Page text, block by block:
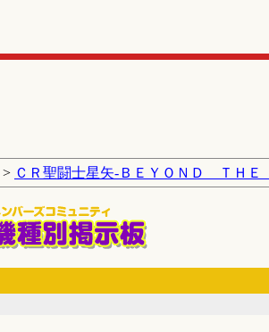
> ＣＲ聖闘士星矢‐ＢＥＹＯＮＤ ＴＨ